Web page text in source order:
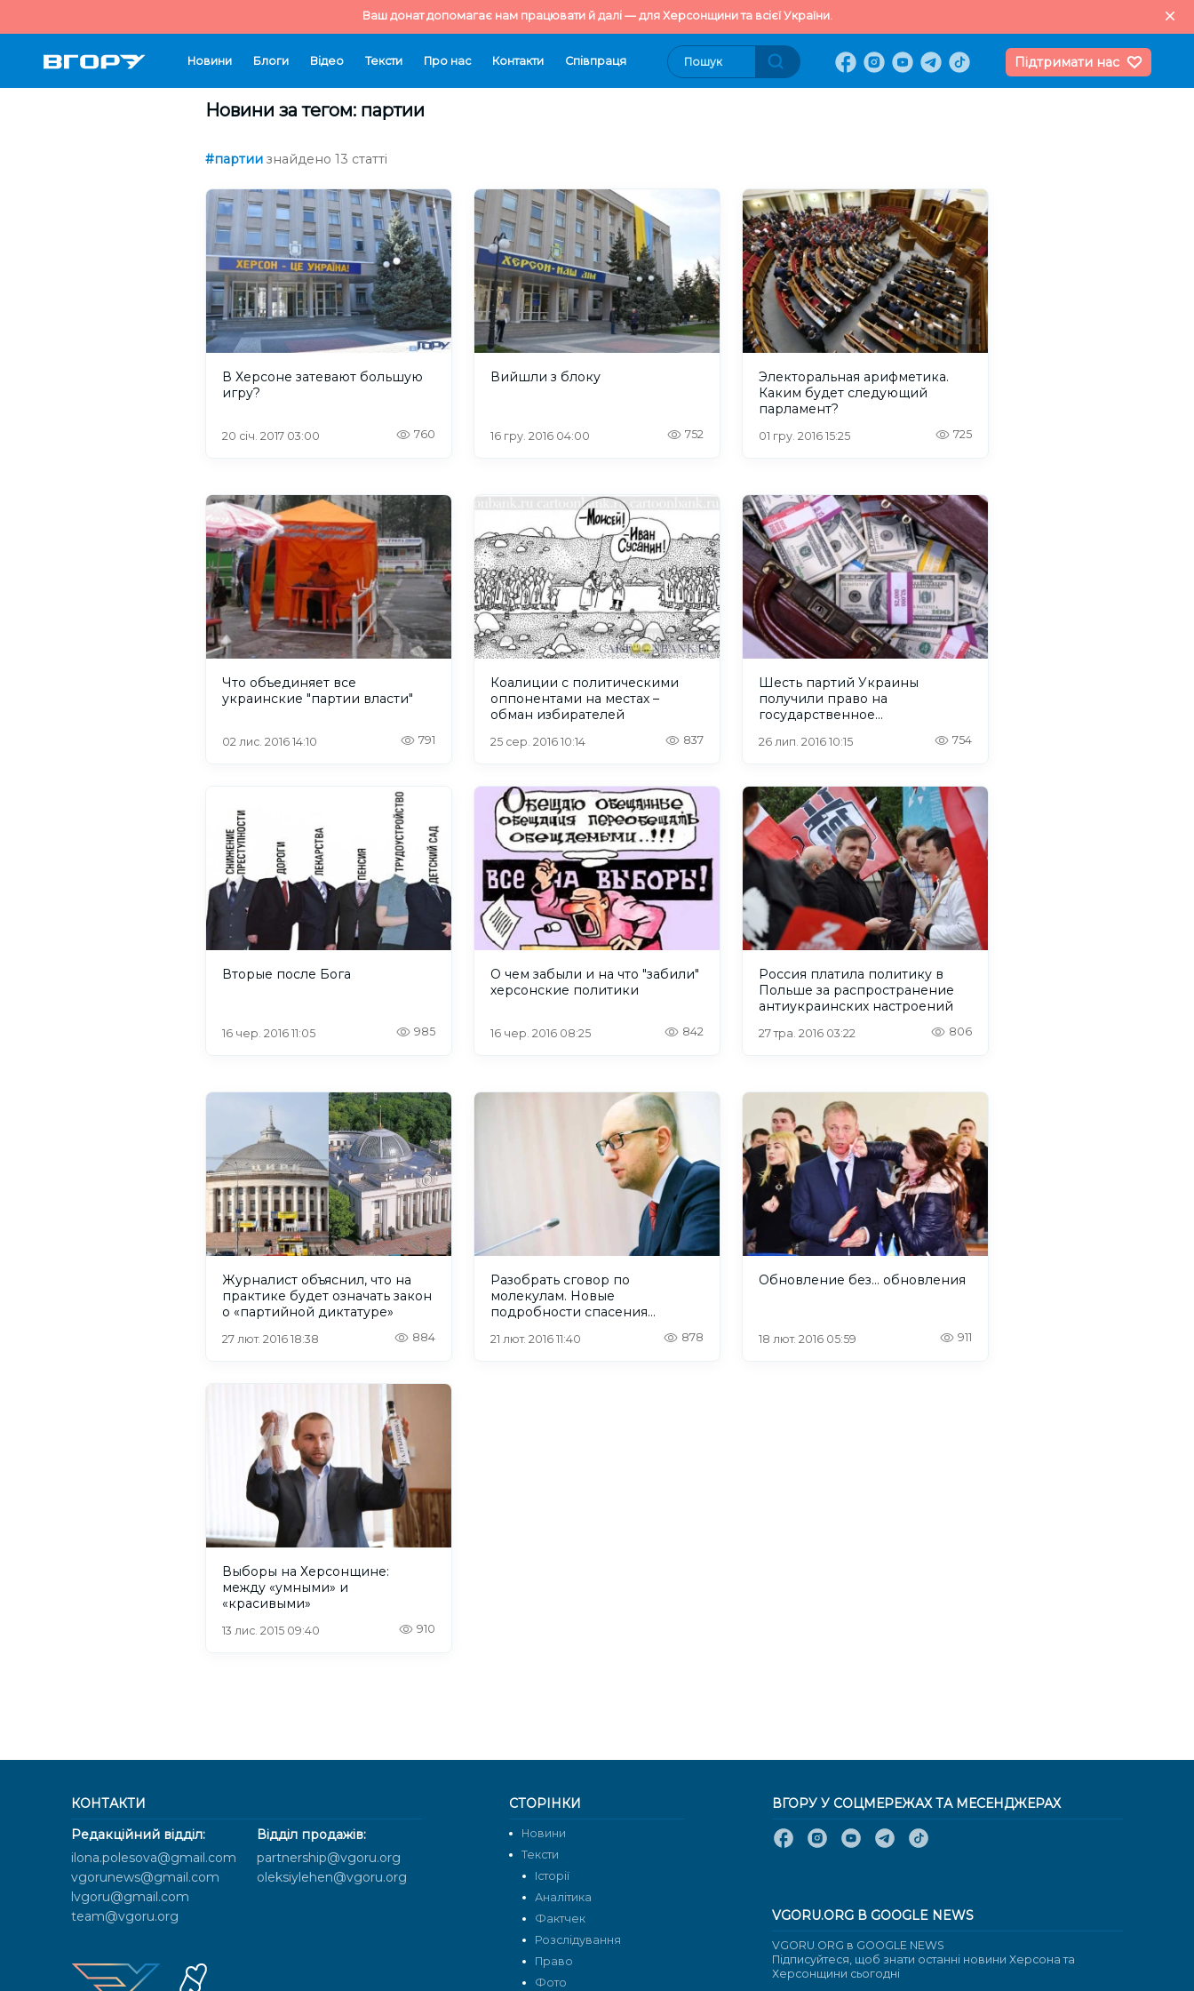
Ваш донат допомагає нам працювати й далі — для Херсонщини та всієї України.
Новини Блоги Відео Тексти Про нас Контакти Cпівпраця Підтримати нас
Новини за тегом: партии
#партии знайдено 13 статті
В Херсоне затевают большую
игру?
20 січ. 2017 03:00 760
Вийшли з блоку
16 гру. 2016 04:00 752
Электоральная арифметика.
Каким будет следующий
парламент?
01 гру. 2016 15:25 725
Что объединяет все
украинские "партии власти"
02 лис. 2016 14:10 791
Коалиции с политическими
оппонентами на местах –
обман избирателей
25 сер. 2016 10:14 837
Шесть партий Украины
получили право на
государственное
26 лип. 2016 10:15 754
Вторые после Бога
16 чер. 2016 11:05 985
О чем забыли и на что "забили"
херсонские политики
16 чер. 2016 08:25 842
Россия платила политику в
Польше за распространение
антиукраинских настроений
27 тра. 2016 03:22 806
Журналист объяснил, что на
практике будет означать закон
о «партийной диктатуре»
27 лют. 2016 18:38 884
Разобрать сговор по
молекулам. Новые
подробности спасения
21 лют. 2016 11:40 878
Обновление без... обновления
18 лют. 2016 05:59 911
Выборы на Херсонщине:
между «умными» и
«красивыми»
13 лис. 2015 09:40 910
КОНТАКТИ
Редакційний відділ:
ilona.polesova@gmail.com
vgorunews@gmail.com
lvgoru@gmail.com
team@vgoru.org
Відділ продажів:
partnership@vgoru.org
oleksiylehen@vgoru.org
СТОРІНКИ
Новини
Тексти
Історії
Аналітика
Фактчек
Розслідування
Право
Фото
ВГОРУ У СОЦМЕРЕЖАХ ТА МЕСЕНДЖЕРАХ
VGORU.ORG В GOOGLE NEWS
VGORU.ORG в GOOGLE NEWS
Підписуйтеся, щоб знати останні новини Херсона та
Херсонщини сьогодні